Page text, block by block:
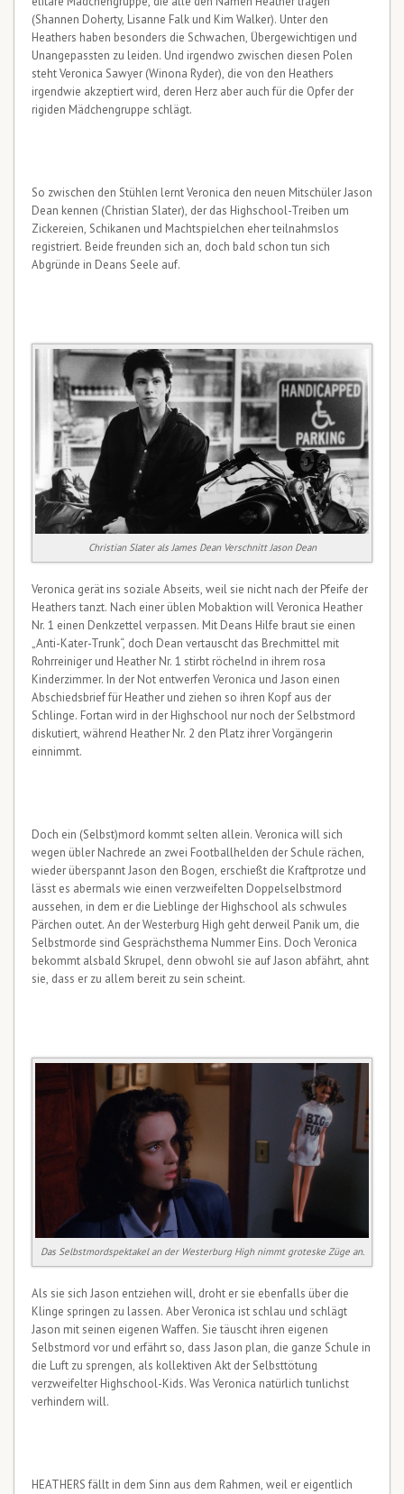
(Shannen Doherty, Lisanne Falk und Kim Walker). Unter den
Heathers haben besonders die Schwachen, Übergewichtigen und
Unangepassten zu leiden. Und irgendwo zwischen diesen Polen
steht Veronica Sawyer (Winona Ryder), die von den Heathers
irgendwie akzeptiert wird, deren Herz aber auch für die Opfer der
rigiden Mädchengruppe schlägt.
So zwischen den Stühlen lernt Veronica den neuen Mitschüler Jason
Dean kennen (Christian Slater), der das Highschool-Treiben um
Zickereien, Schikanen und Machtspielchen eher teilnahmslos
registriert. Beide freunden sich an, doch bald schon tun sich
Abgründe in Deans Seele auf.
Christian Slater als James Dean Verschnitt Jason Dean
Veronica gerät ins soziale Abseits, weil sie nicht nach der Pfeife der
Heathers tanzt. Nach einer üblen Mobaktion will Veronica Heather
Nr. 1 einen Denkzettel verpassen. Mit Deans Hilfe braut sie einen
„Anti-Kater-Trunk“, doch Dean vertauscht das Brechmittel mit
Rohrreiniger und Heather Nr. 1 stirbt röchelnd in ihrem rosa
Kinderzimmer. In der Not entwerfen Veronica und Jason einen
Abschiedsbrief für Heather und ziehen so ihren Kopf aus der
Schlinge. Fortan wird in der Highschool nur noch der Selbstmord
diskutiert, während Heather Nr. 2 den Platz ihrer Vorgängerin
einnimmt.
Doch ein (Selbst)mord kommt selten allein. Veronica will sich
wegen übler Nachrede an zwei Footballhelden der Schule rächen,
wieder überspannt Jason den Bogen, erschießt die Kraftprotze und
lässt es abermals wie einen verzweifelten Doppelselbstmord
aussehen, in dem er die Lieblinge der Highschool als schwules
Pärchen outet. An der Westerburg High geht derweil Panik um, die
Selbstmorde sind Gesprächsthema Nummer Eins. Doch Veronica
bekommt alsbald Skrupel, denn obwohl sie auf Jason abfährt, ahnt
sie, dass er zu allem bereit zu sein scheint.
Das Selbstmordspektakel an der Westerburg High nimmt groteske Züge an.
Als sie sich Jason entziehen will, droht er sie ebenfalls über die
Klinge springen zu lassen. Aber Veronica ist schlau und schlägt
Jason mit seinen eigenen Waffen. Sie täuscht ihren eigenen
Selbstmord vor und erfährt so, dass Jason plan, die ganze Schule in
die Luft zu sprengen, als kollektiven Akt der Selbsttötung
verzweifelter Highschool-Kids. Was Veronica natürlich tunlichst
verhindern will.
HEATHERS fällt in dem Sinn aus dem Rahmen, weil er eigentlich